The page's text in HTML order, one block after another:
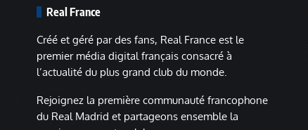
Real France
Créé et géré par des fans, Real France est le
premier média digital français consacré à
l’actualité du plus grand club du monde.
Rejoignez la première communauté francophone
du Real Madrid et partageons ensemble la